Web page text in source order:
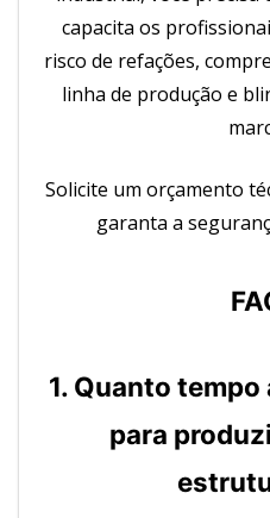
capacita os
risco de refações,
linha de produção e
Solicite um orçamento
garanta a
1. Quanto
para